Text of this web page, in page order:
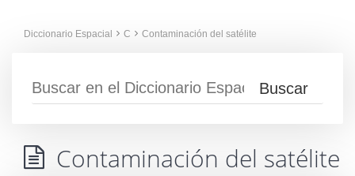
Diccionario Espacial C Contaminación del satélite
Contaminación del satélite